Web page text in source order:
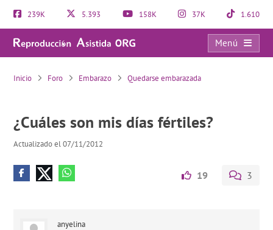
239K 5.393 158K 37K 1.610
Menú
¿Cuáles son mis días fértiles?
Inicio Foro Embarazo Quedarse embarazada
¿Cuáles son mis días fértiles?
Actualizado el 07/11/2012
19 3
anyelina